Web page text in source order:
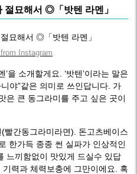
절묘해서 ◎「밧텐 라멘」
Instagram
을 소개할게요. ‘밧텐’이라는 말은
니야”같은 의미로 쓰인답니다. 가
은 큰 동그라미를 주고 싶은 곳이
빨간동그라미라면). 돈고츠베이스
한가득 종종 썬 실파가 인상적인
느끼함없이 맛있게 드실수 있답
력과 체력보충에 그만이에요. 혹